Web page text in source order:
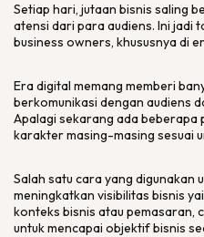
Setiap hari, jutaan bisnis saling
atensi dari para audiens. Ini jadi
business owners, khususnya di
Eradigital memang memberi
berkomunikasi dengan audiens
Apalagi sekarang ada beberapa
karakter masing-masing sesuai
Salah satu cara yang digunakan
meningkatkan visibilitas bisnis
konteks bisnis atau pemasaran,
untuk mencapai objektif bisnis